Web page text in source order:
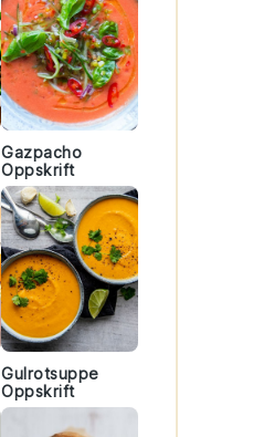
Gazpacho
Oppskrift
Gulrotsuppe
Oppskrift